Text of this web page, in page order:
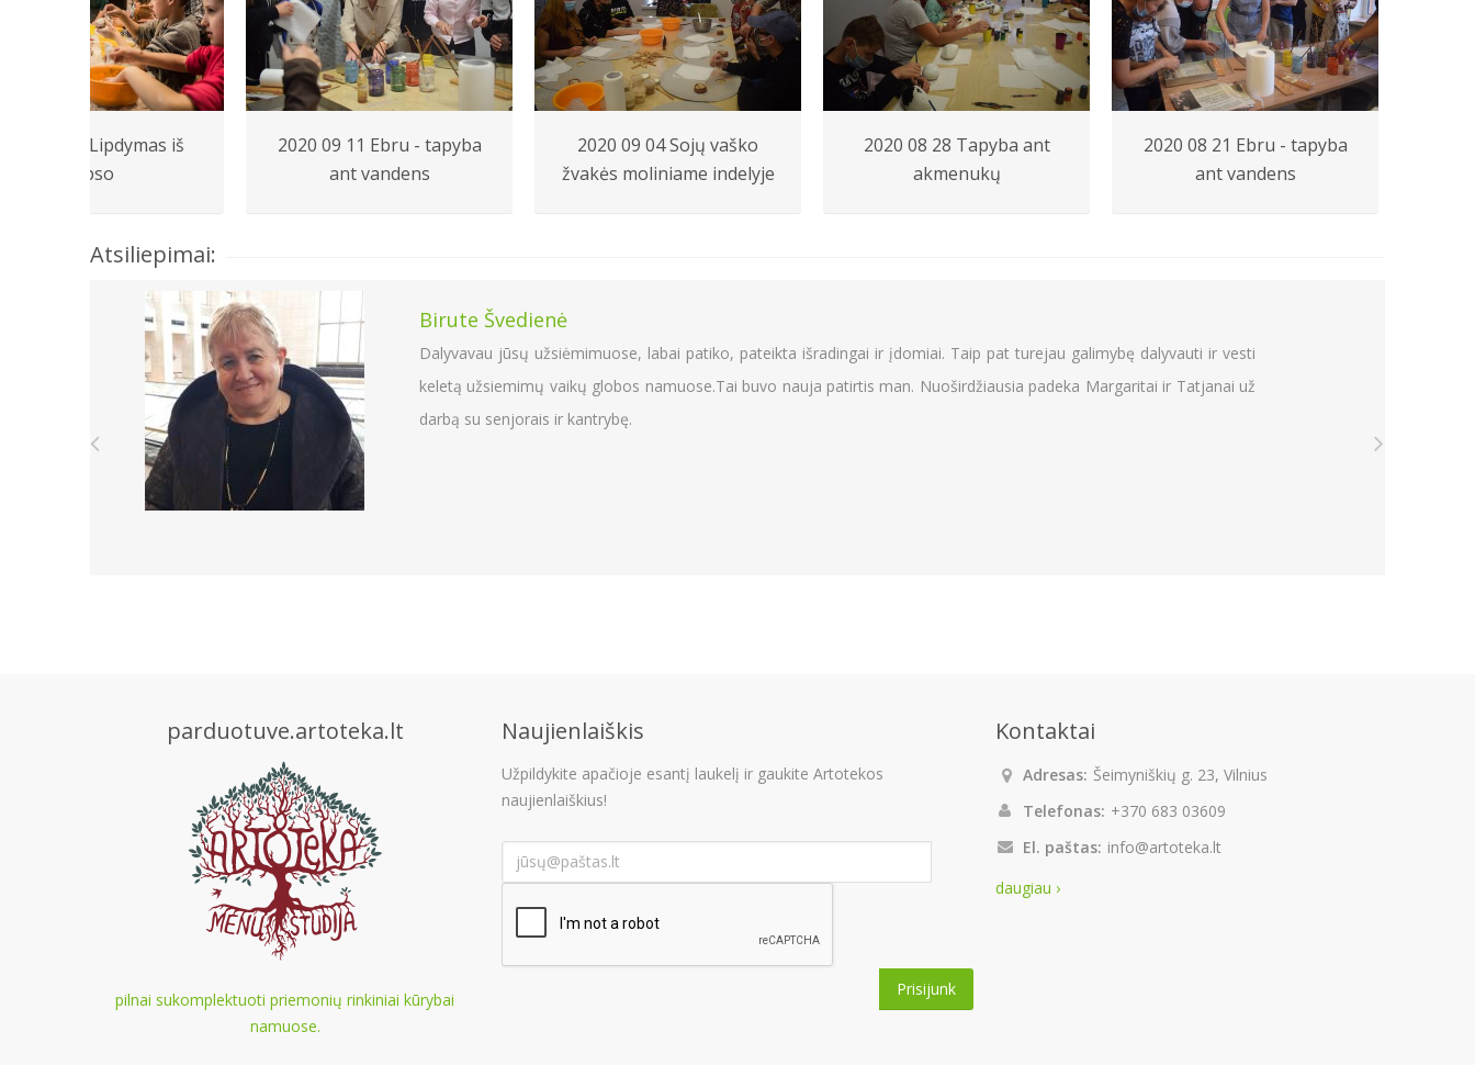
03 15 Lipdymas iš
gipso
2020 09 11 Ebru - tapyba
ant vandens
2020 09 04 Sojų vaško
žvakės moliniame indelyje
2020 08 28 Tapyba ant
akmenukų
2020 08 21 Ebru - tapyba
ant vandens
Atsiliepimai:
Birute Švedienė
Dalyvavau jūsų užsiėmimuose, labai patiko, pateikta išradingai ir įdomiai. Taip pat turejau galimybę dalyvauti ir vesti
keletą užsiemimų vaikų globos namuose.Tai buvo nauja patirtis man. Nuoširdžiausia padeka Margaritai ir Tatjanai už
darbą su senjorais ir kantrybę.
parduotuve.artoteka.lt
pilnai sukomplektuoti priemonių rinkiniai kūrybai
namuose.
Naujienlaiškis
Užpildykite apačioje esantį laukelį ir gaukite Artotekos
naujienlaiškius!
Prisijunk
Kontaktai
Adresas: Šeimyniškių g. 23, Vilnius
Telefonas: +370 683 03609
El. paštas: info@artoteka.lt
daugiau ›